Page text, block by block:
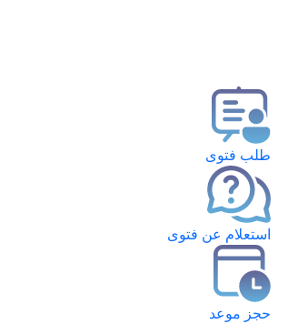
طلب فتوى
استعلام عن فتوى
حجز موعد